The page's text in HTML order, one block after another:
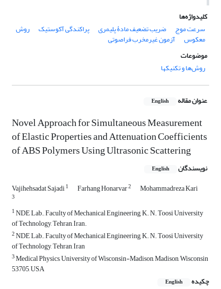
کلیدواژه‌ها
سرعت موج
ضریب تضعیف مادۀ پلیمری پراکندگی آکوستیک روش
معکوس
آزمون غیرمخرب فراصوتی
موضوعات
روش‌ها و تکنیک‎ها
عنوان مقاله English
Novel Approach for Simultaneous Measurement
of Elastic Properties and Attenuation Coefficients
of ABS Polymers Using Ultrasonic Scattering
نویسندگان English
Vajihehsadat Sajadi1 Farhang Honarvar2 Mohammadreza Kari
3
1NDE Lab., Faculty of Mechanical Engineering, K. N. Toosi University
of Technology, Tehran, Iran.
2NDE Lab., Faculty of Mechanical Engineering, K. N. Toosi University
of Technology, Tehran, Iran
3Medical Physics, University of Wisconsin-Madison, Madison, Wisconsin
53705, USA
چکیده
English